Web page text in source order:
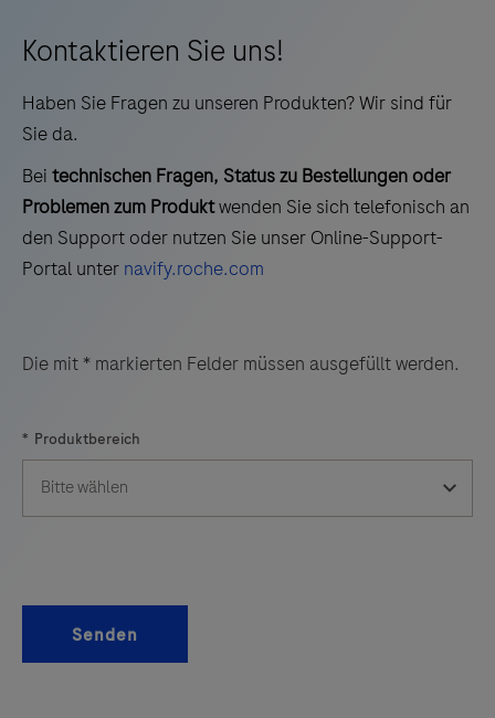
Kontaktieren Sie uns!
Haben Sie Fragen zu unseren Produkten? Wir sind für
Sie da.
Bei technischen Fragen, Status zu Bestellungen oder
Problemen zum Produktwenden Sie sich telefonisch an
den Support oder nutzen Sie unser Online-Support-
Portal unter navify.roche.com
Die mit * markierten Felder müssen ausgefüllt werden.
* Produktbereich
Senden